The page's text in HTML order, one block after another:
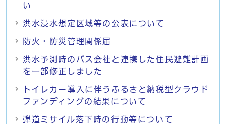
い
洪水浸水想定区域等の公表について
防火・防災管理関係届
洪水予測時のバス会社と連携した住民避難計画
を一部修正しました
トイレカー導入に伴うふるさと納税型クラウド
ファンディングの結果について
弾道ミサイル落下時の行動等について